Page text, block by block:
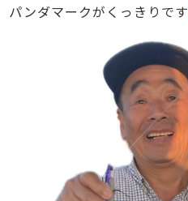
パンダマークがくっきりです